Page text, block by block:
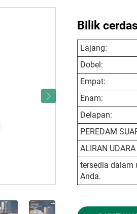
Bilik
Lajang:
Dobel:
Empat:
Enam:
Delapan:
PEREDAM
ALIRAN
tersedia dalam
Anda.